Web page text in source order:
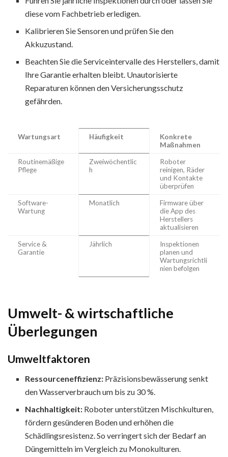
diese vom Fachbetrieb erledigen.
Kalibrieren Sie Sensoren und prüfen Sie den
Akkuzustand.
Beachten Sie die Serviceintervalle des Herstellers, damit
Ihre Garantie erhalten bleibt. Unautorisierte
Reparaturen können den Versicherungsschutz
gefährden.
Wartungsart Häufigkeit
Konkrete
Maßnahmen
Routinemäßige
Pflege
Zweiwöchentlic
h
Roboter
reinigen, Räder
und Kontakte
überprüfen
Software-
Wartung
Monatlich
Firmware über
die App des
Herstellers
aktualisieren
Service &
Garantie
Jährlich
Inspektionen
planen und
Wartungsrichtli
nien befolgen
Umwelt- & wirtschaftliche
Überlegungen
Umweltfaktoren
Ressourceneffizienz: Präzisionsbewässerung senkt
den Wasserverbrauch um bis zu 30 %.
Nachhaltigkeit: Roboter unterstützen Mischkulturen,
fördern gesünderen Boden und erhöhen die
Schädlingsresistenz. So verringert sich der Bedarf an
Düngemitteln im Vergleich zu Monokulturen.